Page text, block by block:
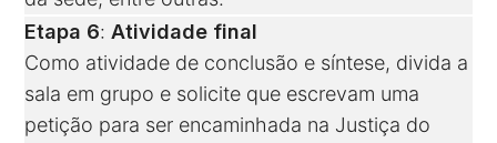
Etapa 6:Atividade final
Como atividade de conclusão e síntese, divida a
sala em grupo e solicite que escrevam uma
petição para ser encaminhada na Justiça do